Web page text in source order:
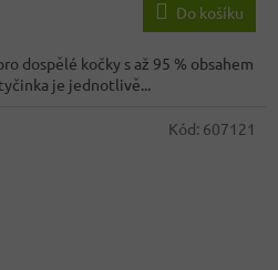
Do košíku
dospělé kočky s až 95 % obsahem
je jednotlivě...
Kód: 607121